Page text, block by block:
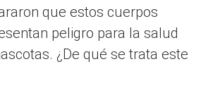
que estos cuerpos
peligro para la salud
¿De qué se trata este